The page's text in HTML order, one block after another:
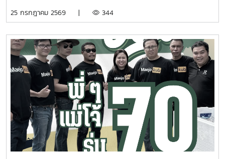
ดำเนินงานของสมาคมฯ ให้เป็นไปอย่างมีประสิทธิภาพ พร้อมทั้ง
การประชุมครั้งนี้สะท้อนถึงความมุ่งมั่นของคณะกรรมการบริหาร
สมาคมฯ ในการร่วมกันสร้างสรรค์กิจกรรมและโครงการที่เป็น
ประโยชน์ต่อ ศิษย์เก่า มหาวิทยาลัยแม่โจ้ และสังคม ตลอดจนสาน
ต่อสายสัมพันธ์แห่งความเป็น "ครอบครัวแม่โจ้" ให้แน่นแฟ้นและ
ยั่งยืน ?? เพราะพลังของศิษย์เก่า คือพลังสำคัญในการขับ
เคลื่อนแม่โจ้ให้ก้าวไปข้างหน้า #สมาคมศิษย์เก่าแม่โจ้ #MAA
#MaejoAlumniAssociation #ศิษย์เก่าแม่โจ้ #ครอบครัวแม่โจ้
#พลังศิษย์เก่า #ประชุมคณะกรรมการบริหารสมาคมศิษย์เก่าแม่
โจ้
25 กรกฎาคม 2569 | 344